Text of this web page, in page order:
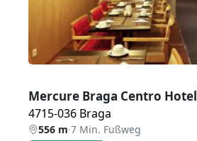
Mercure Braga Centro Hotel
4715-036 Braga
556 m·7 Min. Fußweg